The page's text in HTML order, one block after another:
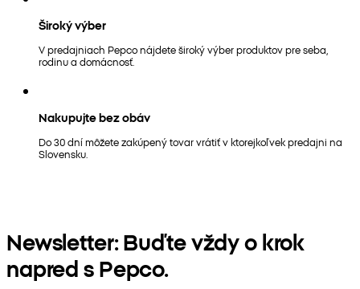
Široký výber
V predajniach Pepco nájdete široký výber produktov pre seba,
rodinu a domácnosť.
Nakupujte bez obáv
Do 30 dní môžete zakúpený tovar vrátiť v ktorejkoľvek predajni na
Slovensku.
Newsletter: Buďte vždy o krok
napred s Pepco.